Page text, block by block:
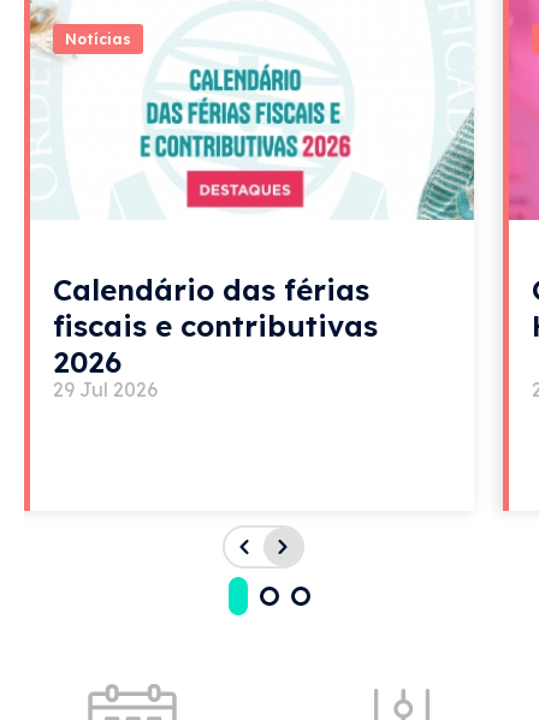
Notícias
Calendário das férias
fiscais e contributivas
2026
29 Jul 2026